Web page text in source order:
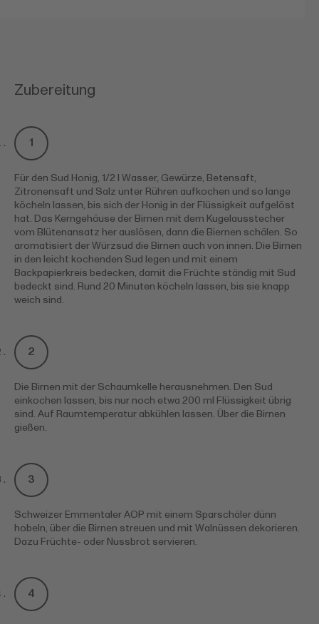
Zubereitung
Für den Sud Honig, 1/2 l Wasser, Gewürze, Betensaft,
Zitronensaft und Salz unter Rühren aufkochen und so lange
köcheln lassen, bis sich der Honig in der Flüssigkeit aufgelöst
hat. Das Kerngehäuse der Birnen mit dem Kugelausstecher
vom Blütenansatz her auslösen, dann die Biernen schälen. So
aromatisiert der Würzsud die Birnen auch von innen. Die Birnen
in den leicht kochenden Sud legen und mit einem
Backpapierkreis bedecken, damit die Früchte ständig mit Sud
bedeckt sind. Rund 20 Minuten köcheln lassen, bis sie knapp
weich sind.
Die Birnen mit der Schaumkelle herausnehmen. Den Sud
einkochen lassen, bis nur noch etwa 200 ml Flüssigkeit übrig
sind. Auf Raumtemperatur abkühlen lassen. Über die Birnen
gießen.
Schweizer Emmentaler AOP mit einem Sparschäler dünn
hobeln, über die Birnen streuen und mit Walnüssen dekorieren.
Dazu Früchte- oder Nussbrot servieren.